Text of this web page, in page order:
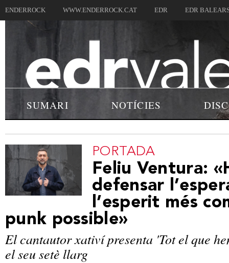
ENDERROCK WWW.ENDERROCK.CAT EDR EDR
SUMARI NOTÍCIES
PORTADA
Feliu Ventura:
defensar
l’esperit més
punk possible»
El cantautor xativí presenta 'Tot el que
el seu setè llarg